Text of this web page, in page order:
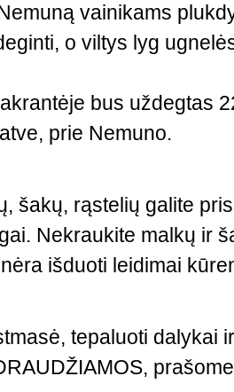
vainikams
o viltys lyg
bus uždegtas
prie Nemuno.
šakų, rąstelių galite
Nekraukite malkų ir
išduoti leidimai
tepaluoti dalykai